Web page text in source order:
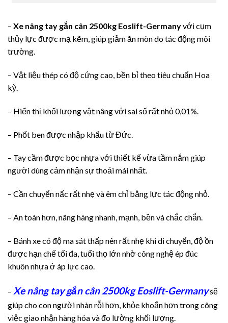
– Xe nâng tay gắn cân 2500kg Eoslift-Germanyvới cụm
thủy lực được mạ kẽm, giúp giảm ăn mòn do tác động môi
trường.
– Vật liệu thép có độ cứng cao, bền bỉ theo tiêu chuẩn Hoa
kỳ.
– Hiển thị khối lượng vật nâng với sai số rất nhỏ 0,01%.
– Phốt ben được nhập khẩu từ Đức.
– Tay cầm được bọc nhựa với thiết kế vừa tầm nắm giúp
người dùng cảm nhận sự thoải mái nhất.
– Cần chuyển nấc rất nhẹ và êm chỉ bằng lực tác động nhỏ.
– An toàn hơn, nâng hàng nhanh, mạnh, bền và chắc chắn.
– Bánh xe có độ ma sát thấp nên rất nhẹ khi di chuyển, độ ồn
được hạn chế tối đa, tuổi thọ lớn nhờ công nghệ ép đúc
khuôn nhựa ở áp lực cao.
– Xe nâng tay gắn cân 2500kg Eoslift-Germanysẽ
giúp cho con người nhàn rỗi hơn, khỏe khoắn hơn trong công
việc giao nhận hàng hóa và đo lường khối lượng.